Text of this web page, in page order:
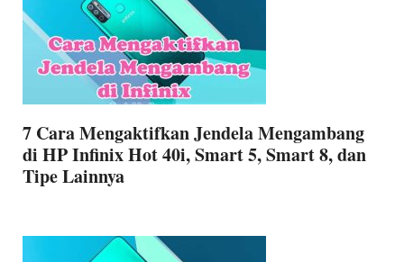
7 Cara Mengaktifkan Jendela Mengambang
di HP Infinix Hot 40i, Smart 5, Smart 8, dan
Tipe Lainnya